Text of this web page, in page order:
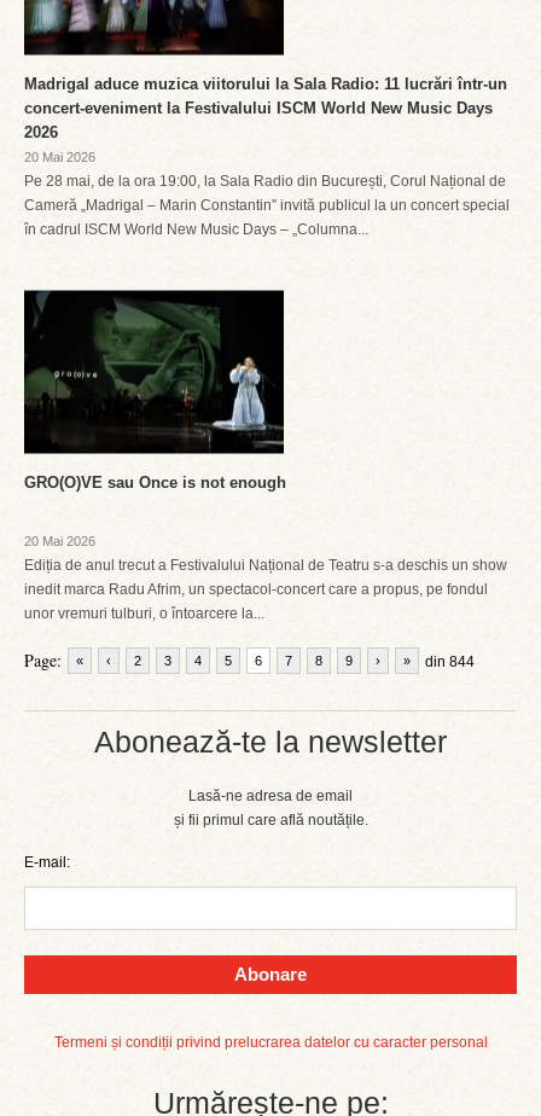
Abonează-te la newsletter
Lasă-ne adresa de email
și fii primul care află noutățile.
E-mail:
Abonare
Termeni și condiții privind prelucrarea datelor cu caracter personal
Urmărește-ne pe:
Madrigal aduce muzica viitorului la Sala Radio: 11 lucrări într-un
concert-eveniment la Festivalului ISCM World New Music Days
2026
20 Mai 2026
Pe 28 mai, de la ora 19:00, la Sala Radio din București, Corul Național de
Cameră „Madrigal – Marin Constantin” invită publicul la un concert special
în cadrul ISCM World New Music Days – „Columna...
GRO(O)VE sau Once is not enough
20 Mai 2026
Ediția de anul trecut a Festivalului Național de Teatru s-a deschis un show
inedit marca Radu Afrim, un spectacol-concert care a propus, pe fondul
unor vremuri tulburi, o întoarcere la...
Page: « ‹ 2 3 4 5 6 7 8 9 din 844
› »